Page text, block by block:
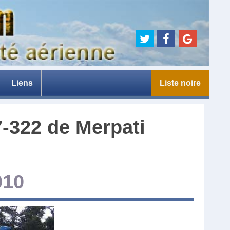
Liens Liste noire
322 de Merpati